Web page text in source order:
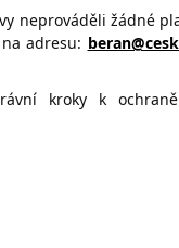
neprováděli žádné
adresu:
kroky k